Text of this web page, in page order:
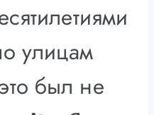
улицам
был не